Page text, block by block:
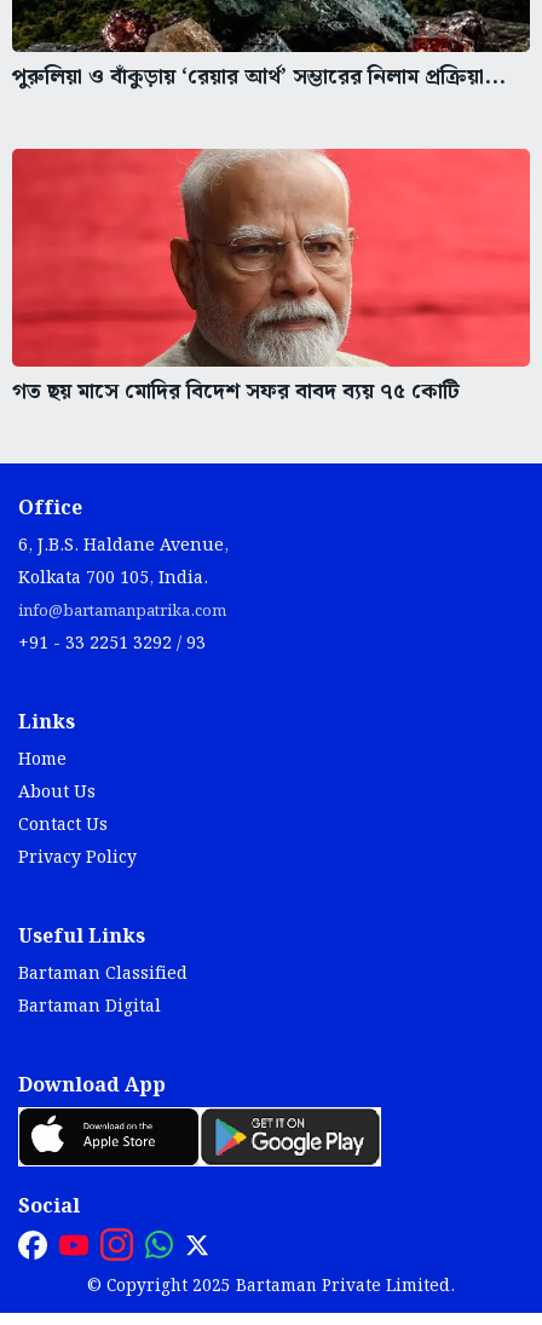
পুরুলিয়া ও বাঁকুড়ায় ‘রেয়ার আর্থ’ সম্ভারের নিলাম প্রক্রিয়া...
গত ছয় মাসে মোদির বিদেশ সফর বাবদ ব্যয় ৭৫ কোটি
Office
6, J.B.S. Haldane Avenue,
Kolkata 700 105, India.
info@bartamanpatrika.com
+91 - 33 2251 3292 / 93
Links
Home
About Us
Contact Us
Privacy Policy
Useful Links
Bartaman Classified
Bartaman Digital
Download App
Social
© Copyright 2025 Bartaman Private Limited.